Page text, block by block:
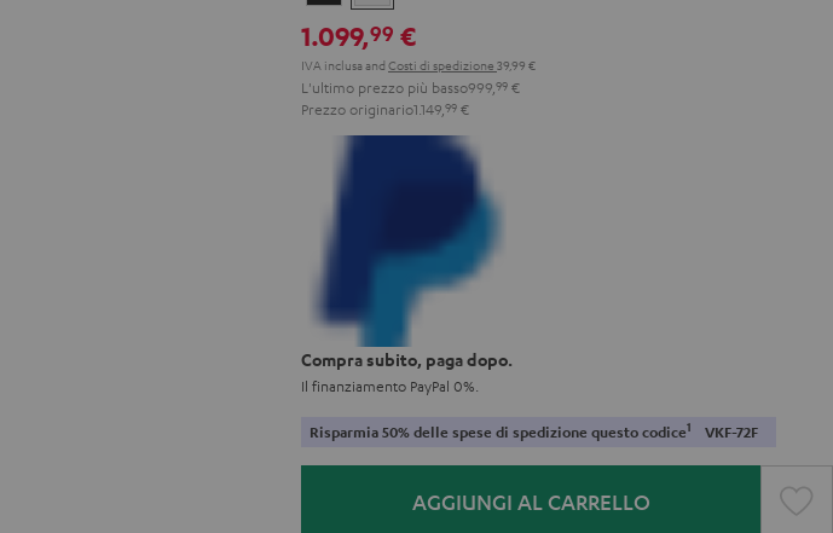
Black White
1.099,99 €
IVA inclusa and Costi di spedizione 39,99 €
L'ultimo prezzo più basso999, 99 €
Prezzo originario1.149, 99 €
Compra subito, paga dopo.
Il finanziamento PayPal 0%.
Risparmia 50% delle spese di spedizione questo codice1 VKF-72F
AGGIUNGI AL CARRELLO